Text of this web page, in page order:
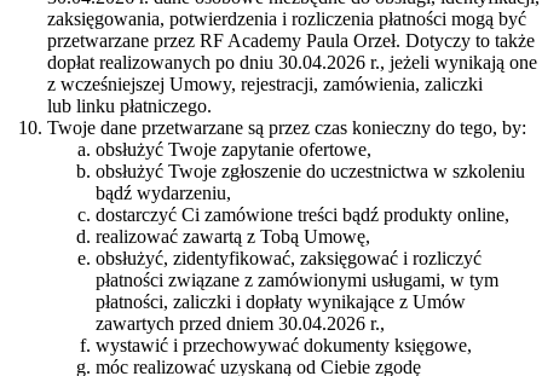
zaksięgowania, potwierdzenia i rozliczenia płatności mogą być
przetwarzane przez RF Academy Paula Orzeł. Dotyczy to także
dopłat realizowanych po dniu 30.04.2026 r., jeżeli wynikają one
z wcześniejszej Umowy, rejestracji, zamówienia, zaliczki
lub linku płatniczego.
Twoje dane przetwarzane są przez czas konieczny do tego, by:
obsłużyć Twoje zapytanie ofertowe,
obsłużyć Twoje zgłoszenie do uczestnictwa w szkoleniu
bądź wydarzeniu,
dostarczyć Ci zamówione treści bądź produkty online,
realizować zawartą z Tobą Umowę,
obsłużyć, zidentyfikować, zaksięgować i rozliczyć
płatności związane z zamówionymi usługami, w tym
płatności, zaliczki i dopłaty wynikające z Umów
zawartych przed dniem 30.04.2026 r.,
wystawić i przechowywać dokumenty księgowe,
móc realizować uzyskaną od Ciebie zgodę